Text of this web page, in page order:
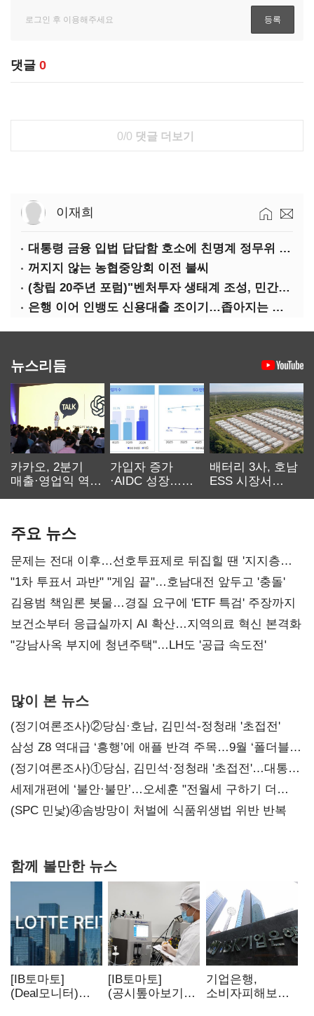
댓글 0
0/0 댓글 더보기
이재희
대통령 금융 입법 답답함 호소에 친명계 정무위 무더기 지원
꺼지지 않는 농협중앙회 이전 불씨
(창립 20주년 포럼)"벤처투자 생태계 조성, 민간자본이 주도해야"
은행 이어 인뱅도 신용대출 조이기…좁아지는 급전 창구
뉴스리듬
카카오, 2분기
매출·영업익 역대
가입자 증가
·AIDC 성장…
배터리 3사, 호남
ESS 시장서
주요 뉴스
문제는 전대 이후…선호투표제로 뒤집힐 땐 '지지층
불복'
"1차 투표서 과반" "게임 끝"…호남대전 앞두고 '충돌'
김용범 책임론 봇물…경질 요구에 'ETF 특검' 주장까지
보건소부터 응급실까지 AI 확산…지역의료 혁신 본격화
"강남사옥 부지에 청년주택"…LH도 '공급 속도전'
많이 본 뉴스
(정기여론조사)②당심·호남, 김민석-정청래 '초접전'
삼성 Z8 역대급 ‘흥행’에 애플 반격 주목…9월 ‘폴더블
대전’
(정기여론조사)①당심, 김민석·정청래 '초접전'…대통령
지지도 '50% 아래로'(종합)
세제개편에 ‘불안·불만’…오세훈 "전월세 구하기 더
힘들어질 것"
(SPC 민낯)④솜방망이 처벌에 식품위생법 위반 반복
함께 볼만한 뉴스
[IB토마토]
(Deal모니터)
[IB토마토]
(공시톺아보기)
기업은행,
소비자피해보상